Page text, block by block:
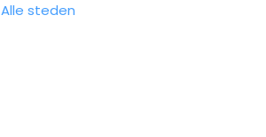
Alle steden